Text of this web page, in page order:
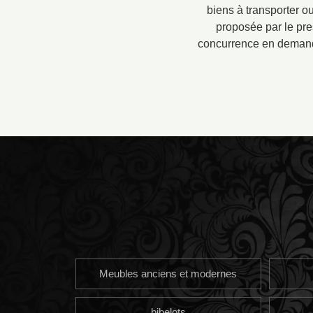
biens à transporter
proposée par le
concurrence en
Meubles anciens et modernes